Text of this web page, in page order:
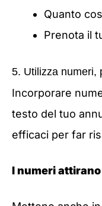
Quanto
Prenota il
5. Utilizza numeri,
Incorporare
testo del tuo
efficaci per far
I numeri